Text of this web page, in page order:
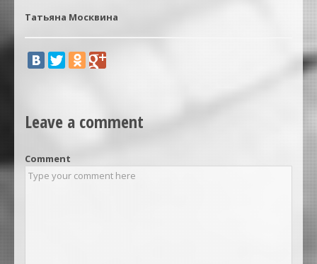
Татьяна Москвина
Leave a comment
Comment